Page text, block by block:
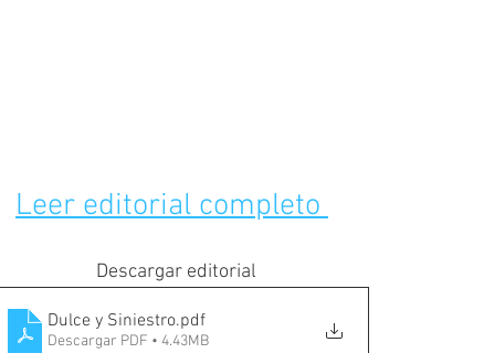
Leer editorial completo
Descargar editorial
Dulce y Siniestro.pdf
Descargar PDF • 4.43MB